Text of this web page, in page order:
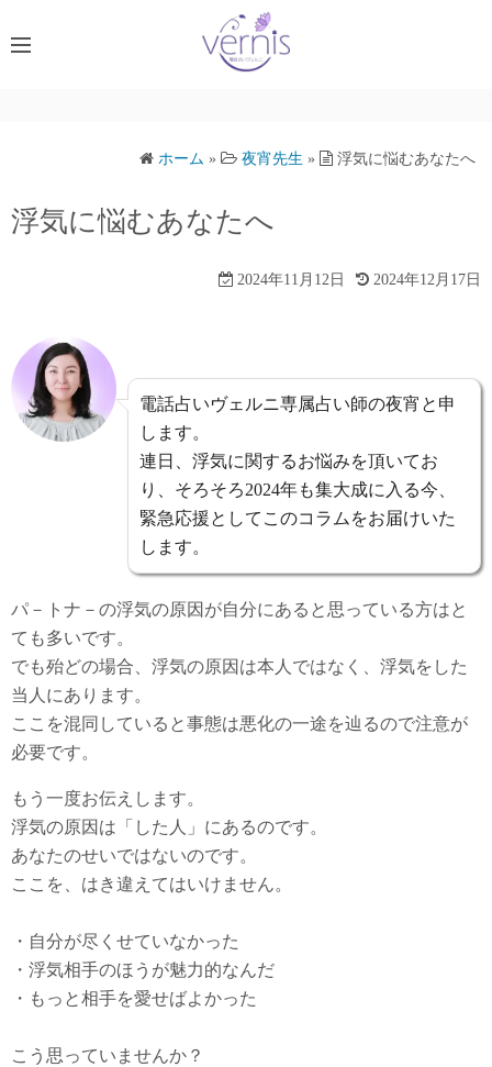
ン
キ
ホーム » 夜宵先生 » 浮気に悩むあなたへ
浮気に悩むあなたへ
2024年11月12日 2024年12月17日
電話占いヴェルニ専属占い師の夜宵と申
します。
連日、浮気に関するお悩みを頂いてお
り、そろそろ2024年も集大成に入る今、
緊急応援としてこのコラムをお届けいた
します。
パ－トナ－の浮気の原因が自分にあると思っている方はと
ても多いです。
でも殆どの場合、浮気の原因は本人ではなく、浮気をした
当人にあります。
ここを混同していると事態は悪化の一途を辿るので注意が
必要です。
もう一度お伝えします。
浮気の原因は「した人」にあるのです。
あなたのせいではないのです。
ここを、はき違えてはいけません。
・自分が尽くせていなかった
・浮気相手のほうが魅力的なんだ
・もっと相手を愛せばよかった
こう思っていませんか？